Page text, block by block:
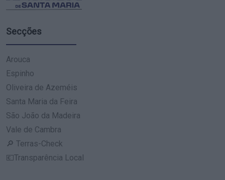
Secções
Arouca
Espinho
Oliveira de Azeméis
Santa Maria da Feira
São João da Madeira
Vale de Cambra
🔎 Terras-Check
💶Transparência Local